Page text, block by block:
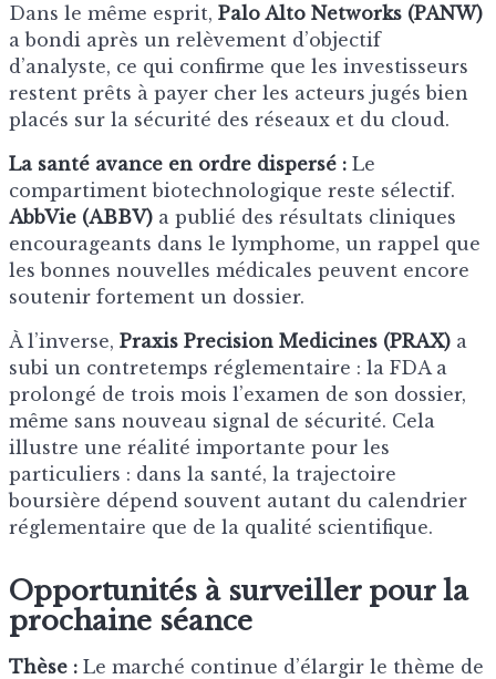
Dans le même esprit, Palo Alto Networks (PANW)
a bondi après un relèvement d’objectif
d’analyste, ce qui confirme que les investisseurs
restent prêts à payer cher les acteurs jugés bien
placés sur la sécurité des réseaux et du cloud.
La santé avance en ordre dispersé : Le
compartiment biotechnologique reste sélectif.
AbbVie (ABBV) a publié des résultats cliniques
encourageants dans le lymphome, un rappel que
les bonnes nouvelles médicales peuvent encore
soutenir fortement un dossier.
À l’inverse, Praxis Precision Medicines (PRAX) a
subi un contretemps réglementaire : la FDA a
prolongé de trois mois l’examen de son dossier,
même sans nouveau signal de sécurité. Cela
illustre une réalité importante pour les
particuliers : dans la santé, la trajectoire
boursière dépend souvent autant du calendrier
réglementaire que de la qualité scientifique.
Opportunités à surveiller pour la
prochaine séance
Thèse : Le marché continue d’élargir le thème de